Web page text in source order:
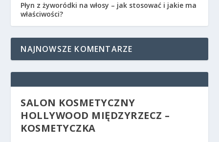
Płyn z żyworódki na włosy – jak stosować i jakie ma
właściwości?
NAJNOWSZE KOMENTARZE
SALON KOSMETYCZNY
HOLLYWOOD MIĘDZYRZECZ –
KOSMETYCZKA